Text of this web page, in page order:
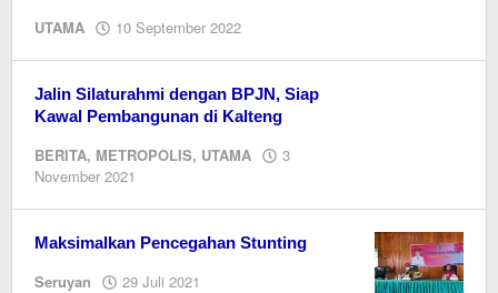
UTAMA 10 September 2022
Jalin Silaturahmi dengan BPJN, Siap
Kawal Pembangunan di Kalteng
BERITA, METROPOLIS, UTAMA
3
November 2021
Maksimalkan Pencegahan Stunting
Seruyan 29 Juli 2021